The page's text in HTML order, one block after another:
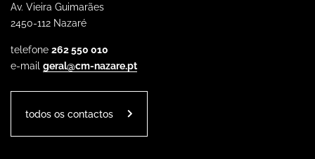
Av. Vieira Guimarães
2450-112 Nazaré
telefone 262 550 010
e-mail geral@cm-nazare.pt
todos os contactos